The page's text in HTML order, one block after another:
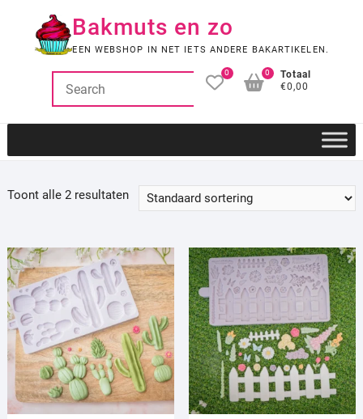
Bakmuts en zo
EEN WEBSHOP IN NET IETS ANDERE BAKARTIKELEN.
0
Totaal
€0,00
0
Toont alle 2 resultaten